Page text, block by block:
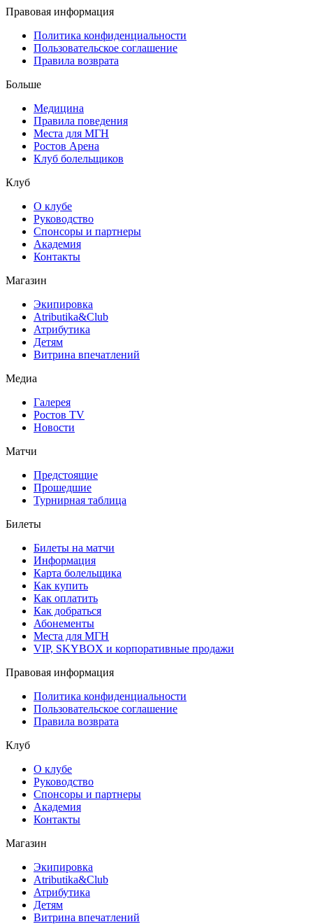
Правовая информация
Политика конфиденциальности
Пользовательское соглашение
Правила возврата
Больше
Медицина
Правила поведения
Места для МГН
Ростов Арена
Клуб болельщиков
Клуб
О клубе
Руководство
Спонсоры и партнеры
Академия
Контакты
Магазин
Экипировка
Atributika&Club
Атрибутика
Детям
Витрина впечатлений
Медиа
Галерея
Ростов TV
Новости
Матчи
Предстоящие
Прошедшие
Турнирная таблица
Билеты
Билеты на матчи
Информация
Карта болельщика
Как купить
Как оплатить
Как добраться
Абонементы
Места для МГН
VIP, SKYBOX и корпоративные продажи
Правовая информация
Политика конфиденциальности
Пользовательское соглашение
Правила возврата
Клуб
О клубе
Руководство
Спонсоры и партнеры
Академия
Контакты
Магазин
Экипировка
Atributika&Club
Атрибутика
Детям
Витрина впечатлений